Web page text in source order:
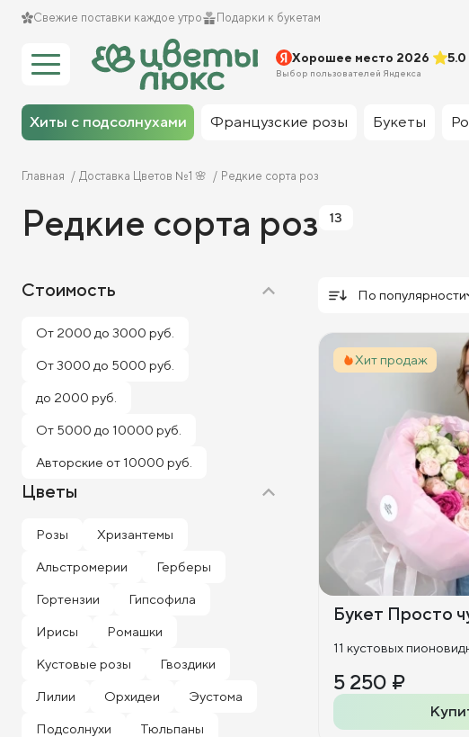
Свежие поставки каждое утро Подарки к букетам
Хорошее место 2026 5.0
Выбор пользователей Яндекса
Хиты с подсолнухами Французские розы Букеты
Главная Доставка Цветов №1 🌸 Редкие сорта роз
Редкие сорта роз 13
Стоимость
От 2000 до 3000 руб.
От 3000 до 5000 руб.
до 2000 руб.
От 5000 до 10000 руб.
Авторские от 10000 руб.
Цветы
Розы Хризантемы
Альстромерии Герберы
Гортензии Гипсофила
Ирисы Ромашки
Кустовые розы Гвоздики
Лилии Орхидеи Эустома
Подсолнухи Тюльпаны
По популярности
Хит продаж
Букет Просто
11 кустовых
5 250 ₽